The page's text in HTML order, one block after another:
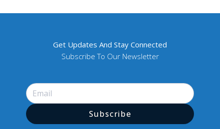
Get Updates And Stay Connected
Subscribe To Our Newsletter
Subscribe